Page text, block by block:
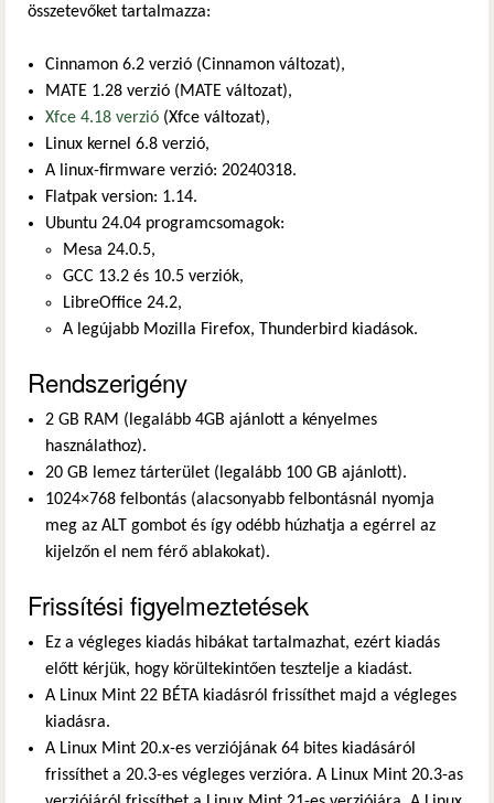
összetevőket tartalmazza:
Cinnamon 6.2 verzió (Cinnamon változat),
MATE 1.28 verzió (MATE változat),
Xfce 4.18 verzió (Xfce változat),
Linux kernel 6.8 verzió,
A linux-firmware verzió: 20240318.
Flatpak version: 1.14.
Ubuntu 24.04 programcsomagok:
Mesa 24.0.5,
GCC 13.2 és 10.5 verziók,
LibreOffice 24.2,
A legújabb Mozilla Firefox, Thunderbird kiadások.
Rendszerigény
2 GB RAM (legalább 4GB ajánlott a kényelmes
használathoz).
20 GB lemez tárterület (legalább 100 GB ajánlott).
1024×768 felbontás (alacsonyabb felbontásnál nyomja
meg az ALT gombot és így odébb húzhatja a egérrel az
kijelzőn el nem férő ablakokat).
Frissítési figyelmeztetések
Ez a végleges kiadás hibákat tartalmazhat, ezért kiadás
előtt kérjük, hogy körültekintően tesztelje a kiadást.
A Linux Mint 22 BÉTA kiadásról frissíthet majd a végleges
kiadásra.
A Linux Mint 20.x-es verziójának 64 bites kiadásáról
frissíthet a 20.3-es végleges verzióra. A Linux Mint 20.3-as